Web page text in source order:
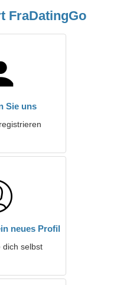
FraDatingGo
Sie uns
neues Profil
dich selbst